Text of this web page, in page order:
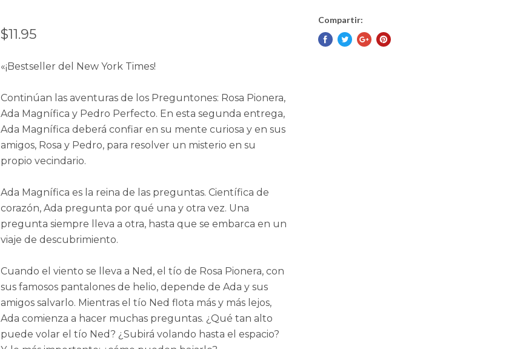
$11.95
«¡Bestseller del New York Times!
Continúan las aventuras de los Preguntones: Rosa Pionera,
Ada Magnífica y Pedro Perfecto. En esta segunda entrega,
Ada Magnífica deberá confiar en su mente curiosa y en sus
amigos, Rosa y Pedro, para resolver un misterio en su
propio vecindario.
Ada Magnífica es la reina de las preguntas. Científica de
corazón, Ada pregunta por qué una y otra vez. Una
pregunta siempre lleva a otra, hasta que se embarca en un
viaje de descubrimiento.
Cuando el viento se lleva a Ned, el tío de Rosa Pionera, con
sus famosos pantalones de helio, depende de Ada y sus
amigos salvarlo. Mientras el tío Ned flota más y más lejos,
Ada comienza a hacer muchas preguntas. ¿Qué tan alto
puede volar el tío Ned? ¿Subirá volando hasta el espacio?
Compartir: